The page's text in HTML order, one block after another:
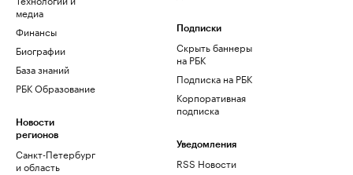
медиа
Финансы
Биографии
База знаний
РБК Образование
Новости
регионов
Санкт-Петербург
и область
Подписки
Скрыть баннеры
на РБК
Подписка на РБК
Корпоративная
подписка
Уведомления
RSS Новости